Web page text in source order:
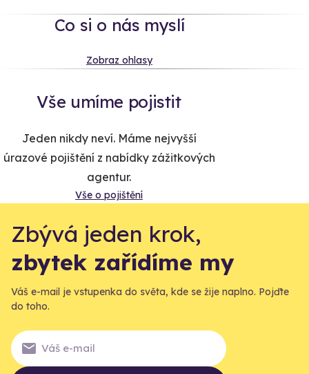
Co si o nás myslí
Zobraz ohlasy
Vše umíme pojistit
Jeden nikdy neví. Máme nejvyšší
úrazové pojištění z nabídky zážitkových
agentur.
Vše o pojištění
Zbývá jeden krok,
zbytek zařídíme my
Váš e-mail je vstupenka do světa, kde se žije naplno. Pojďte
do toho.